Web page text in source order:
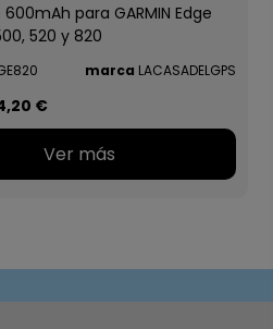
para GARMIN Edge
520 y 820
marca LACASADELGPS
€
Ver más